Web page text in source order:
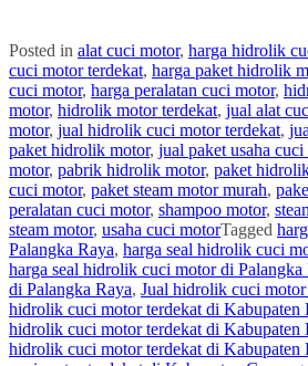
Posted in alat cuci motor, harga hidrolik
cuci motor terdekat, harga paket hidrolik
cuci motor, harga peralatan cuci motor,
motor, hidrolik motor terdekat, jual alat
motor, jual hidrolik cuci motor terdekat,
paket hidrolik motor, jual paket usaha cuci
motor, pabrik hidrolik motor, paket
cuci motor, paket steam motor murah,
peralatan cuci motor, shampoo motor,
steam motor, usaha cuci motorTagged
Palangka Raya, harga seal hidrolik cuci
harga seal hidrolik cuci motor di
di Palangka Raya, Jual hidrolik cuci
hidrolik cuci motor terdekat di Kabupaten
hidrolik cuci motor terdekat di Kabupaten
hidrolik cuci motor terdekat di Kabupaten